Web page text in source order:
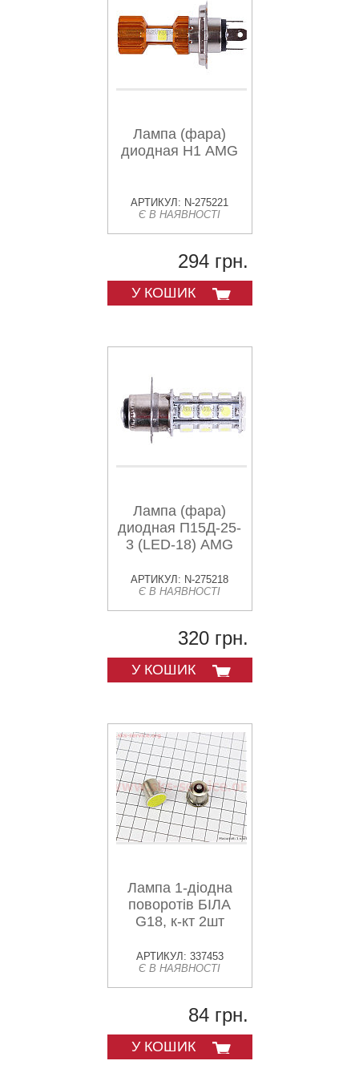
Лампа (фара)
диодная Н1 AMG
АРТИКУЛ: N-275221
Є В НАЯВНОСТІ
294 грн.
У КОШИК
Лампа (фара)
диодная П15Д-25-
3 (LED-18) AMG
АРТИКУЛ: N-275218
Є В НАЯВНОСТІ
320 грн.
У КОШИК
Лампа 1-діодна
поворотів БІЛА
G18, к-кт 2шт
АРТИКУЛ: 337453
Є В НАЯВНОСТІ
84 грн.
У КОШИК